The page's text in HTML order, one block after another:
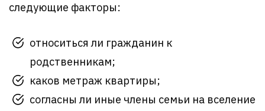
следующие факторы:
относиться ли гражданин к
родственникам;
каков метраж квартиры;
согласны ли иные члены семьи на вселение